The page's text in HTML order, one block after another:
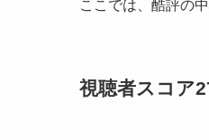
ここでは、酷評の
視聴者スコア